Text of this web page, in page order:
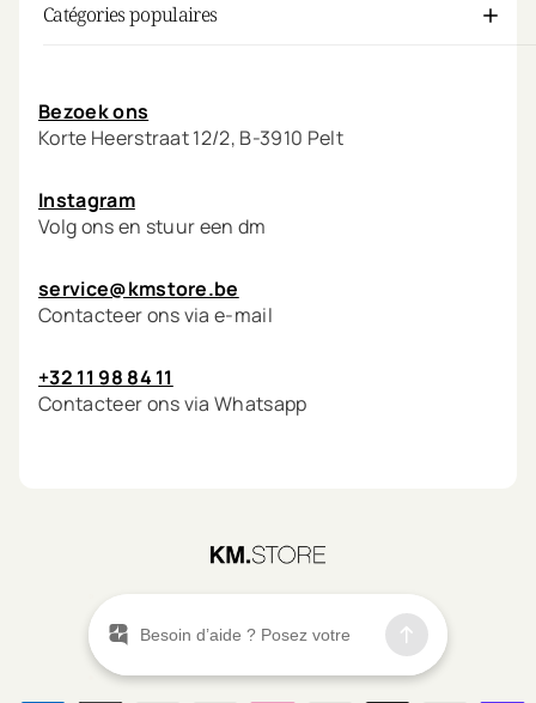
Catégories populaires
Bezoek ons
Korte Heerstraat 12/2, B-3910 Pelt
Instagram
Volg ons en stuur een dm
service@kmstore.be
Contacteer ons via e-mail
+32 11 98 84 11
Contacteer ons via Whatsapp